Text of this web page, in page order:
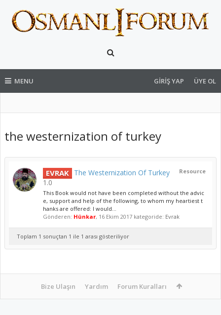
MENU GIRIŞ YAP ÜYE OL
the westernization of turkey
Resource
EVRAK The Westernization Of Turkey
1.0
This Book would not have been completed without the advic
e, support and help of the following, to whom my heartiest t
hanks are offered: I would...
Gönderen: Hünkar, 16 Ekim 2017 kategoride: Evrak
Toplam 1 sonuçtan 1 ile 1 arası gösteriliyor
Bize Ulaşın Yardım Forum Kuralları